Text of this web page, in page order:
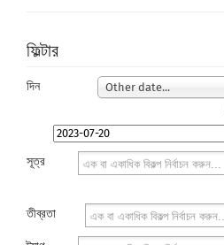
ফিল্টার
দিন Other date...
সূত্র
তীব্রতা